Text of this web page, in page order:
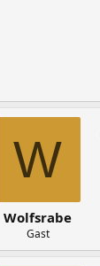
W
Wolfsrabe
Gast